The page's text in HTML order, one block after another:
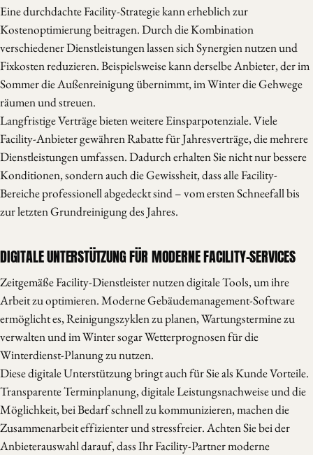
Eine durchdachte Facility-Strategie kann erheblich zur
Kostenoptimierung beitragen. Durch die Kombination
verschiedener Dienstleistungen lassen sich Synergien nutzen und
Fixkosten reduzieren. Beispielsweise kann derselbe Anbieter, der im
Sommer die Außenreinigung übernimmt, im Winter die Gehwege
räumen und streuen.
Langfristige Verträge bieten weitere Einsparpotenziale. Viele
Facility-Anbieter gewähren Rabatte für Jahresverträge, die mehrere
Dienstleistungen umfassen. Dadurch erhalten Sie nicht nur bessere
Konditionen, sondern auch die Gewissheit, dass alle Facility-
Bereiche professionell abgedeckt sind – vom ersten Schneefall bis
zur letzten Grundreinigung des Jahres.
DIGITALE UNTERSTÜTZUNG FÜR MODERNE FACILITY-SERVICES
Zeitgemäße Facility-Dienstleister nutzen digitale Tools, um ihre
Arbeit zu optimieren. Moderne Gebäudemanagement-Software
ermöglicht es, Reinigungszyklen zu planen, Wartungstermine zu
verwalten und im Winter sogar Wetterprognosen für die
Winterdienst-Planung zu nutzen.
Diese digitale Unterstützung bringt auch für Sie als Kunde Vorteile.
Transparente Terminplanung, digitale Leistungsnachweise und die
Möglichkeit, bei Bedarf schnell zu kommunizieren, machen die
Zusammenarbeit effizienter und stressfreier. Achten Sie bei der
Anbieterauswahl darauf, dass Ihr Facility-Partner moderne